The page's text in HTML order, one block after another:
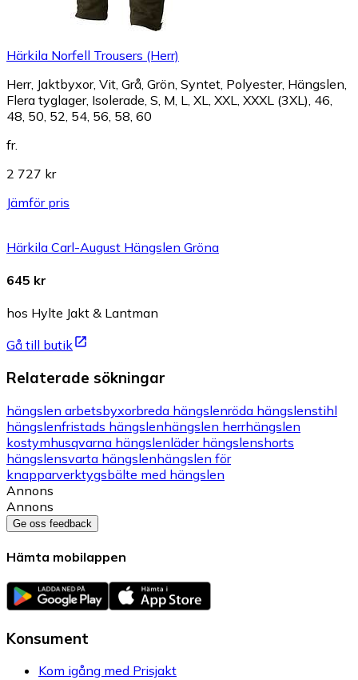
Härkila Norfell Trousers (Herr)
Herr, Jaktbyxor, Vit, Grå, Grön, Syntet, Polyester, Hängslen,
Flera tyglager, Isolerade, S, M, L, XL, XXL, XXXL (3XL), 46,
48, 50, 52, 54, 56, 58, 60
fr.
2 727 kr
Jämför pris
Härkila Carl-August Hängslen Gröna
645 kr
hos Hylte Jakt & Lantman
Gå till butik
Relaterade sökningar
hängslen arbetsbyxorbreda hängslenröda hängslenstihl
hängslenfristads hängslenhängslen herrhängslen
kostymhusqvarna hängslenläder hängslenshorts
hängslensvarta hängslenhängslen för
knapparverktygsbälte med hängslen
Annons
Annons
Ge oss feedback
Hämta mobilappen
Konsument
Kom igång med Prisjakt